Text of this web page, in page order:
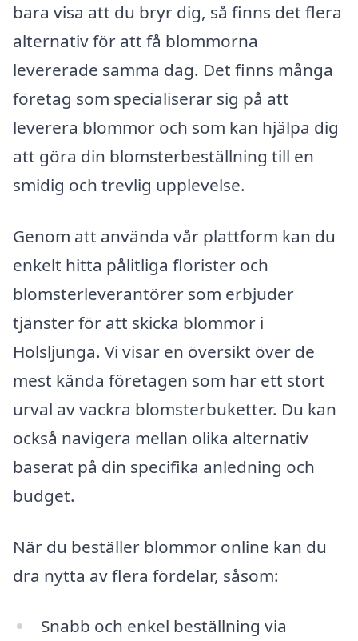
bara visa att du bryr dig, så finns det flera
alternativ för att få blommorna
levererade samma dag. Det finns många
företag som specialiserar sig på att
leverera blommor och som kan hjälpa dig
att göra din blomsterbeställning till en
smidig och trevlig upplevelse.
Genom att använda vår plattform kan du
enkelt hitta pålitliga florister och
blomsterleverantörer som erbjuder
tjänster för att skicka blommor i
Holsljunga. Vi visar en översikt över de
mest kända företagen som har ett stort
urval av vackra blomsterbuketter. Du kan
också navigera mellan olika alternativ
baserat på din specifika anledning och
budget.
När du beställer blommor online kan du
dra nytta av flera fördelar, såsom:
Snabb och enkel beställning via